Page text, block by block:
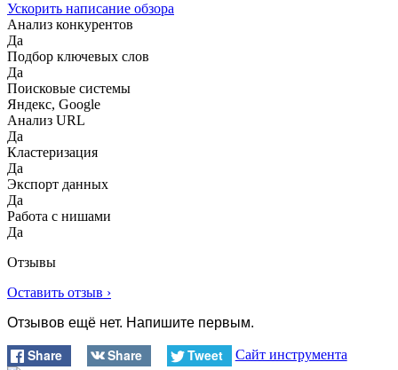
Ускорить написание обзора
Анализ конкурентов
Да
Подбор ключевых слов
Да
Поисковые системы
Яндекс, Google
Анализ URL
Да
Кластеризация
Да
Экспорт данных
Да
Работа с нишами
Да
Отзывы
Оставить отзыв ›
Отзывов ещё нет. Напишите первым.
Share Share Tweet Сайт инструмента